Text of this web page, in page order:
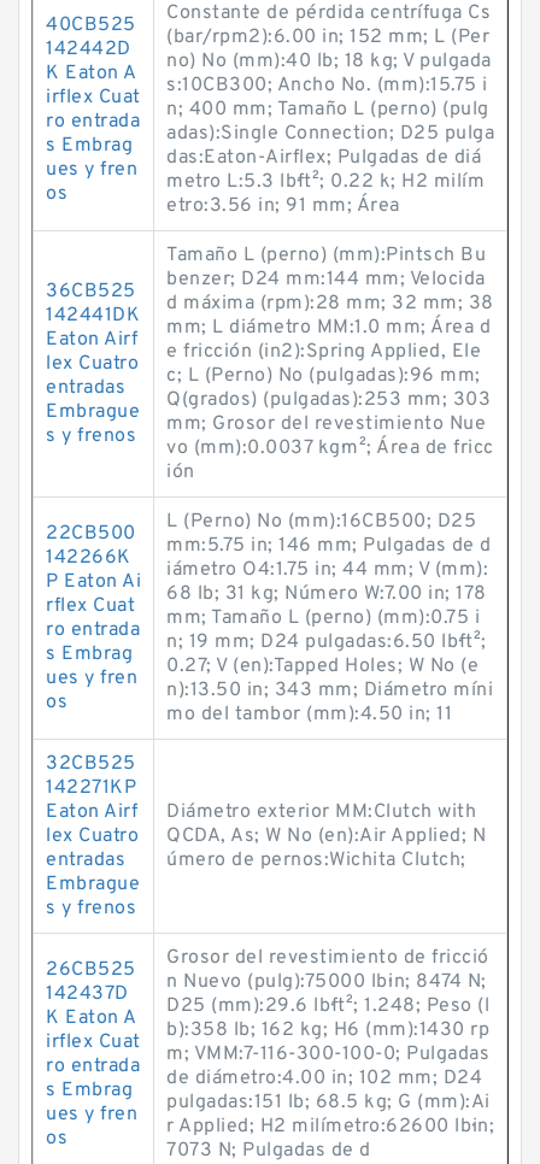
40CB525
142442D
K Eaton A
irflex Cuat
ro entrada
s Embrag
ues y fren
os
Constante de pérdida centrífuga Cs
(bar/rpm2):6.00 in; 152 mm; L (Per
no) No (mm):40 lb; 18 kg; V pulgada
s:10CB300; Ancho No. (mm):15.75 i
n; 400 mm; Tamaño L (perno) (pulg
adas):Single Connection; D25 pulga
das:Eaton-Airflex; Pulgadas de diá
metro L:5.3 lb·ft²; 0.22 k; H2 milím
etro:3.56 in; 91 mm; Área
36CB525
142441DK
Eaton Airf
lex Cuatro
entradas
Embrague
s y frenos
Tamaño L (perno) (mm):Pintsch Bu
benzer; D24 mm:144 mm; Velocida
d máxima (rpm):28 mm; 32 mm; 38
mm; L diámetro MM:1.0 mm; Área d
e fricción (in2):Spring Applied, Ele
c; L (Perno) No (pulgadas):96 mm;
Q(grados) (pulgadas):253 mm; 303
mm; Grosor del revestimiento Nue
vo (mm):0.0037 kg·m²; Área de fricc
ión
22CB500
142266K
P Eaton Ai
rflex Cuat
ro entrada
s Embrag
ues y fren
os
L (Perno) No (mm):16CB500; D25
mm:5.75 in; 146 mm; Pulgadas de d
iámetro O4:1.75 in; 44 mm; V (mm):
68 lb; 31 kg; Número W:7.00 in; 178
mm; Tamaño L (perno) (mm):0.75 i
n; 19 mm; D24 pulgadas:6.50 lb·ft²;
0.27; V (en):Tapped Holes; W No (e
n):13.50 in; 343 mm; Diámetro míni
mo del tambor (mm):4.50 in; 11
32CB525
142271KP
Eaton Airf
lex Cuatro
entradas
Embrague
s y frenos
Diámetro exterior MM:Clutch with
QCDA, As; W No (en):Air Applied; N
úmero de pernos:Wichita Clutch;
26CB525
142437D
K Eaton A
irflex Cuat
ro entrada
s Embrag
ues y fren
os
Grosor del revestimiento de fricció
n Nuevo (pulg):75000 lb·in; 8474 N;
D25 (mm):29.6 lb·ft²; 1.248; Peso (l
b):358 lb; 162 kg; H6 (mm):1430 rp
m; VMM:7-116-300-100-0; Pulgadas
de diámetro:4.00 in; 102 mm; D24
pulgadas:151 lb; 68.5 kg; G (mm):Ai
r Applied; H2 milímetro:62600 lb·in;
7073 N; Pulgadas de d